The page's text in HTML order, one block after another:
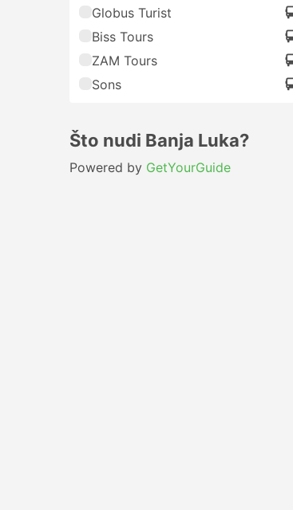
Globus Turist
Biss Tours
ZAM Tours
Sons
Što nudi Banja Luka?
Powered by GetYourGuide